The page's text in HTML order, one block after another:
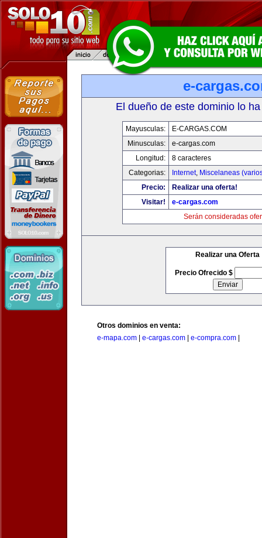
e-
El dueño de este dominio lo
Mayusculas:
E-CARGAS.COM
Minusculas:
e-cargas.com
Longitud:
8 caracteres
Categorias:
Internet, Miscelaneas
Precio:
Realizar una oferta!
Visitar!
e-cargas.com
Serán consideradas
Realizar una Oferta
Precio Ofrecido $
Otros dominios en venta:
e-mapa.com
e-cargas.com e-compra.com